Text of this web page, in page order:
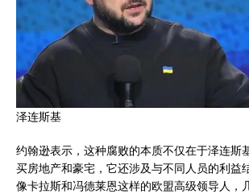
泽连斯基
约翰逊表示，这种腐败的本质不仅在于泽连斯
买房地产和豪宅，它还涉及与不同人员的利益
像卡拉斯和冯德莱恩这样的欧盟高级领导人，